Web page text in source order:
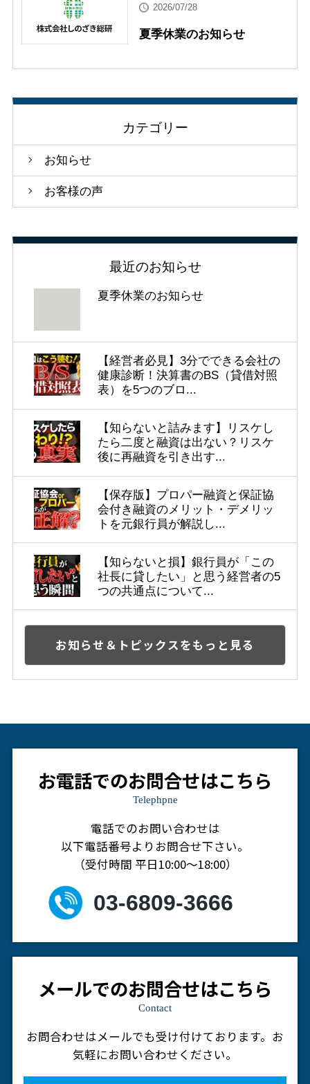
2026/07/28
夏季休業のお知らせ
カテゴリー
お知らせ
お客様の声
最近のお知らせ
夏季休業のお知らせ
【経営者必見】3分でできる会社の
健康診断！決算書のBS（貸借対照
表）を5つのブロ...
【知らないと詰みます】リスケし
たら二度と融資は出ない？リスケ
後に再融資を引き出す...
【保存版】プロパー融資と保証協
会付き融資のメリット・デメリッ
トを元銀行員が解説し...
【知らないと損】銀行員が「この
社長に貸したい」と思う経営者の5
つの共通点について...
お知らせ＆トピックスをもっと見る
お電話でのお問合せはこちら
Telephpne
電話でのお問い合わせは
以下電話番号よりお問合せ下さい。
（受付時間 平日10:00～18:00）
03-6809-3666
メールでのお問合せはこちら
Contact
お問合わせはメールでも受け付けております。 お
気軽にお問い合わせください。